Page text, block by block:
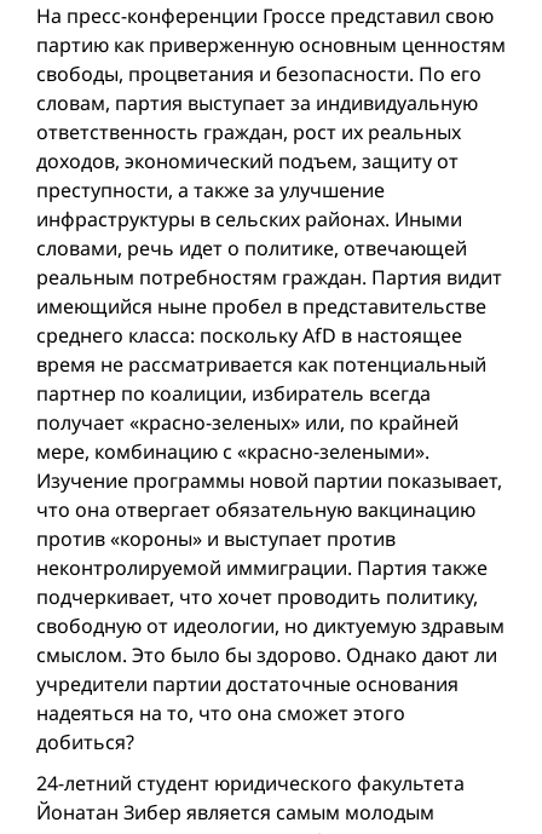
На пресс-конференции Гроссе представил свою
партию как приверженную основным ценностям
свободы, процветания и безопасности. По его
словам, партия выступает за индивидуальную
ответственность граждан, рост их реальных
доходов, экономический подъем, защитy от
преступности, а также за улучшениe
инфраструктуры в сельских районах. Иными
словами, речь идет о политике, отвечающей
реальным потребностям граждан. Партия видит
имеющийся ныне пробел в представительстве
среднего класса: поскольку AfD в настоящее
время не рассматривается как потенциальный
партнер по коалиции, избиратель всегда
получает «красно-зеленых» или, по крайней
мере, комбинацию с «красно-зелеными».
Изучение программы новой партии показывает,
что она отвергает обязательную вакцинацию
против «короны» и выступает против
неконтролируемой иммиграции. Партия также
подчеркивает, что хочет проводить политику,
свободную от идеологии, нo диктуемую здравым
смыслом. Это было бы здорово. Однако дают ли
учредители партии достаточные основания
надеяться на то, что она сможет этого
добиться?
24-летний студент юридического факультета
Йонатан Зибер является самым молодым